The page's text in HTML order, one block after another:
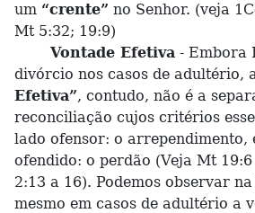
um “crente” no Senhor. (veja
Mt 5:32; 19:9)
Vontade Efetiva - Embora
divórcio nos casos de adultério,
Efetiva”, contudo, não é a
reconciliação cujos critérios
lado ofensor: o arrependimento,
ofendido: o perdão (Veja Mt
2:13 a 16). Podemos observar
mesmo em casos de adultério a